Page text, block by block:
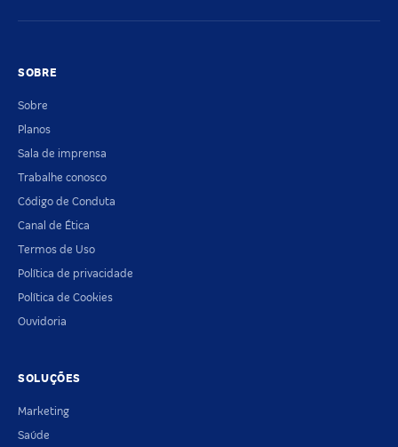
SOBRE
Sobre
Planos
Sala de imprensa
Trabalhe conosco
Código de Conduta
Canal de Ética
Termos de Uso
Política de privacidade
Política de Cookies
Ouvidoria
SOLUÇÕES
Marketing
Saúde